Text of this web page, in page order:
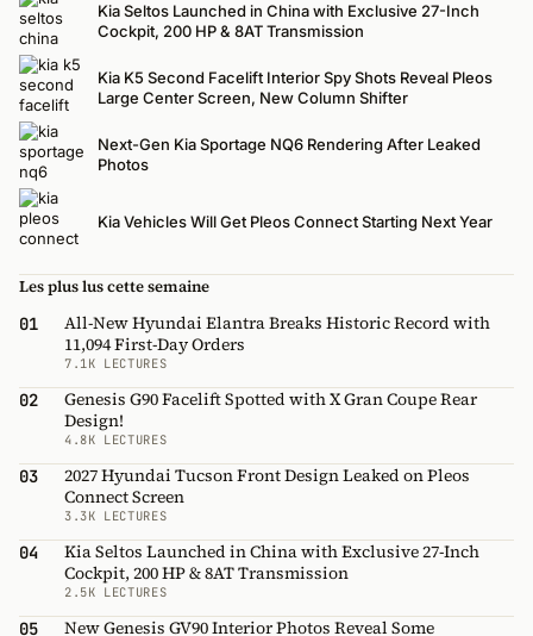
Kia Seltos Launched in China with Exclusive 27-Inch
Cockpit, 200 HP & 8AT Transmission
Kia K5 Second Facelift Interior Spy Shots Reveal Pleos
Large Center Screen, New Column Shifter
Next-Gen Kia Sportage NQ6 Rendering After Leaked
Photos
Kia Vehicles Will Get Pleos Connect Starting Next Year
Les plus lus cette semaine
01
All-New Hyundai Elantra Breaks Historic Record with
11,094 First-Day Orders
7.1K LECTURES
02
Genesis G90 Facelift Spotted with X Gran Coupe Rear
Design!
4.8K LECTURES
03
2027 Hyundai Tucson Front Design Leaked on Pleos
Connect Screen
3.3K LECTURES
04
Kia Seltos Launched in China with Exclusive 27-Inch
Cockpit, 200 HP & 8AT Transmission
2.5K LECTURES
05
New Genesis GV90 Interior Photos Reveal Some